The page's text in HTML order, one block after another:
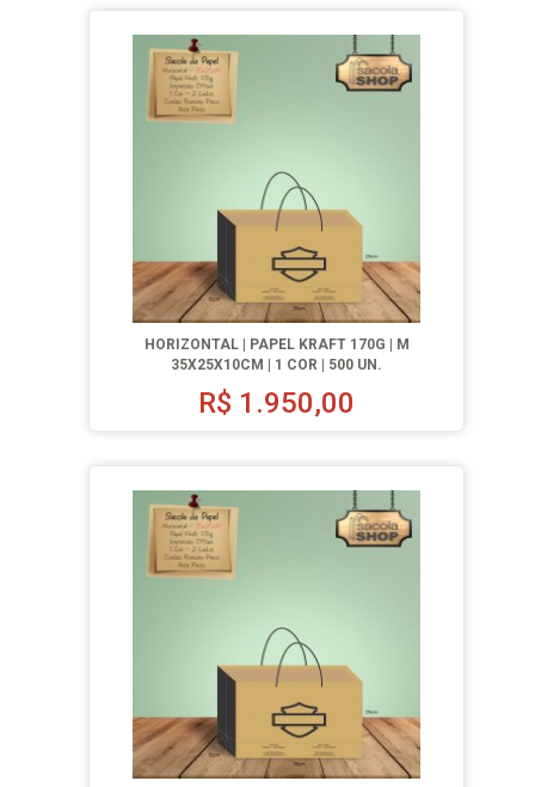
HORIZONTAL | PAPEL KRAFT 170G | M
35X25X10CM | 1 COR | 500 UN.
R$ 1.950,00